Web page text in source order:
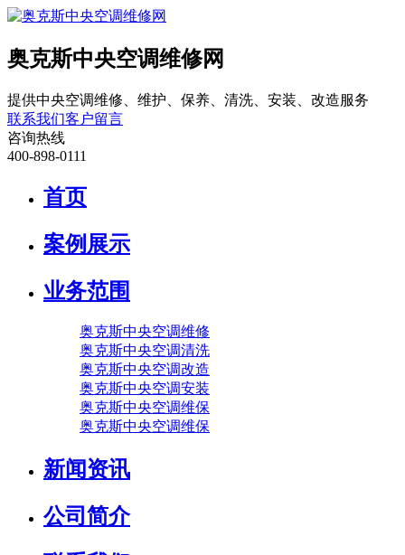
奥克斯中央空调维修网
提供中央空调维修、维护、保养、清洗、安装、改造服务
联系我们客户留言
咨询热线
400-898-0111
首页
案例展示
业务范围
奥克斯中央空调维修
奥克斯中央空调清洗
奥克斯中央空调改造
奥克斯中央空调安装
奥克斯中央空调维保
奥克斯中央空调维保
新闻资讯
公司简介